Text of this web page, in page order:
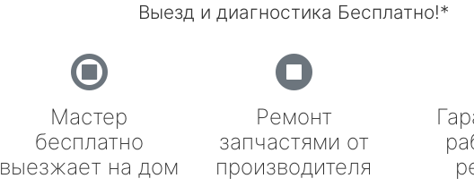
Выезд и диагностика Бесплатно!*
Мастер
бесплатно
выезжает на дом
Ремонт
запчастями от
производителя